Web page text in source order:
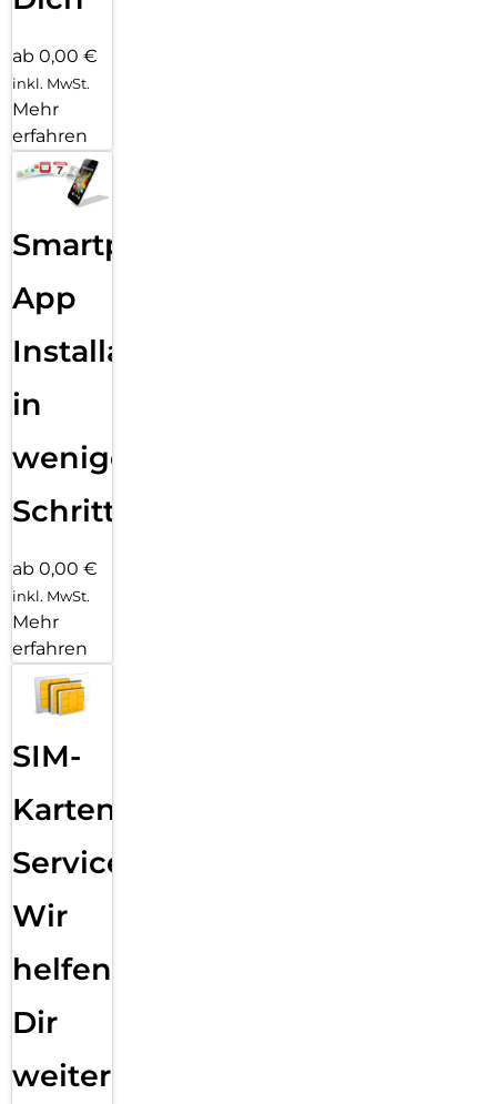
ab 0,00 €
inkl. MwSt.
Mehr
erfahren
Smartphone
App
Installation
in
wenigen
Schritten
ab 0,00 €
inkl. MwSt.
Mehr
erfahren
SIM-
Karten
Service:
Wir
helfen
Dir
weiter